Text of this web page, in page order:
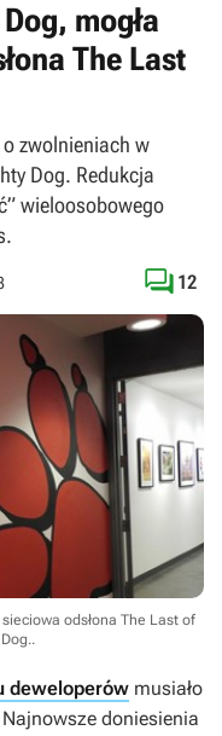
mogła
The Last
o zwolnieniach w
Dog. Redukcja
wieloosobowego
 12
odsłona The Last of
.
deweloperów musiało
doniesienia